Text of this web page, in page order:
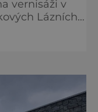
vernisáži v
Lázních
významnou